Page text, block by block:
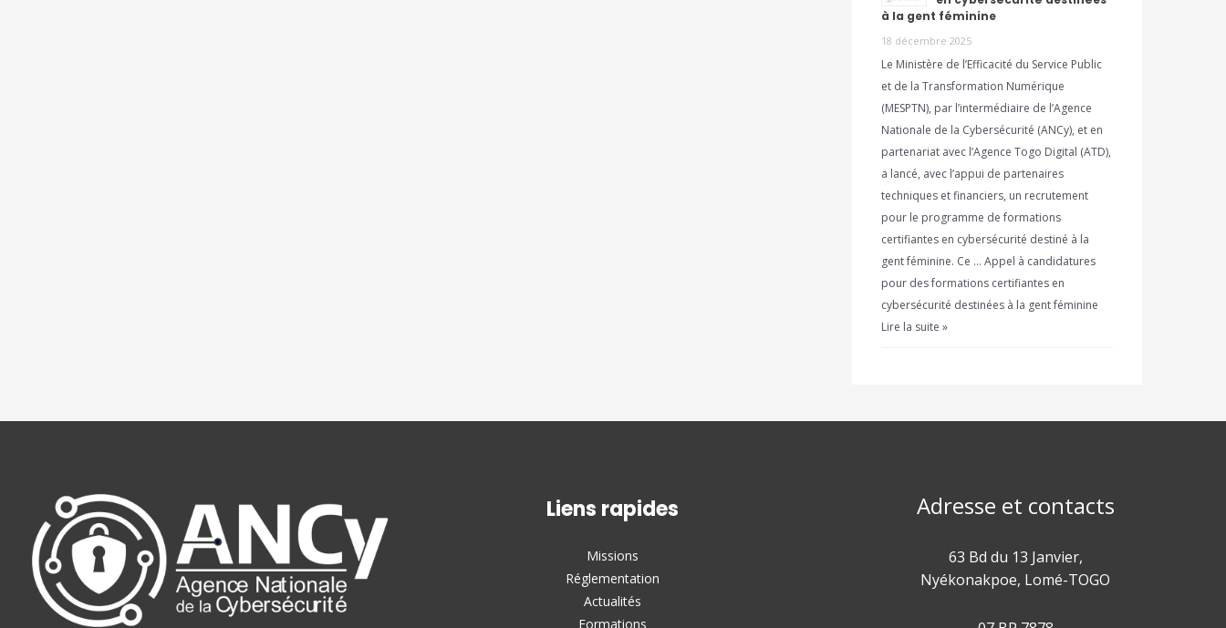
à la gent féminine
18 décembre 2025
Le Ministère de l’Efficacité du Service Public
et de la Transformation Numérique
(MESPTN), par l’intermédiaire de l’Agence
Nationale de la Cybersécurité (ANCy), et en
partenariat avec l’Agence Togo Digital (ATD),
a lancé, avec l’appui de partenaires
techniques et financiers, un recrutement
pour le programme de formations
certifiantes en cybersécurité destiné à la
gent féminine. Ce … Appel à candidatures
pour des formations certifiantes en
cybersécurité destinées à la gent féminine
Lire la suite »
Liens rapides
Missions
Réglementation
Actualités
Formations
Adresse et contacts
63 Bd du 13 Janvier,
Nyékonakpoe, Lomé-TOGO